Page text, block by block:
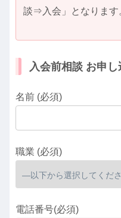
談⇒入会」となります
入会前相談 お申
名前 (必須)
職業 (必須)
電話番号(必須)